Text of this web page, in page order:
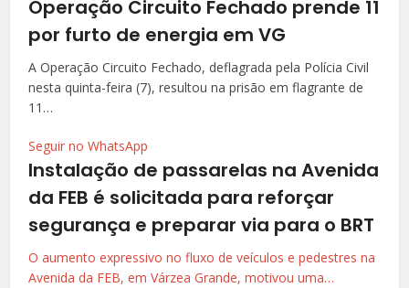
Operação Circuito Fechado prende 11
por furto de energia em VG
A Operação Circuito Fechado, deflagrada pela Polícia Civil
nesta quinta-feira (7), resultou na prisão em flagrante de
11…
Seguir no WhatsApp
Instalação de passarelas na Avenida
da FEB é solicitada para reforçar
segurança e preparar via para o BRT
O aumento expressivo no fluxo de veículos e pedestres na
Avenida da FEB, em Várzea Grande, motivou uma…